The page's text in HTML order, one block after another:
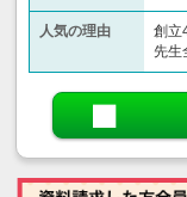
人気の理由
創立
先生